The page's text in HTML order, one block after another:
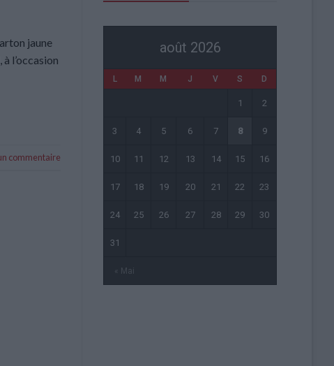
jaune
l’occasion
commentaire
août 2026
L M M J V S D
« Mai
1 2
3 4 5 6 7 8 9
10 11 12 13 14 15 16
17 18 19 20 21 22 23
24 25 26 27 28 29 30
31